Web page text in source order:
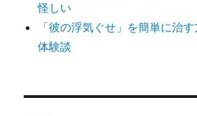
怪しい
「彼の浮気ぐせ」を簡単に治
体験談